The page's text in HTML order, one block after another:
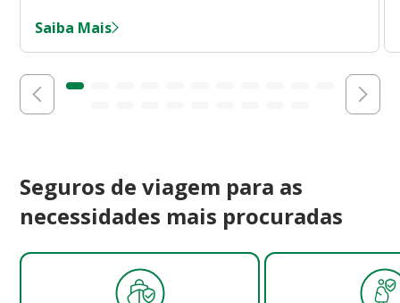
Saiba Mais
Seguros de viagem para as
necessidades mais procuradas